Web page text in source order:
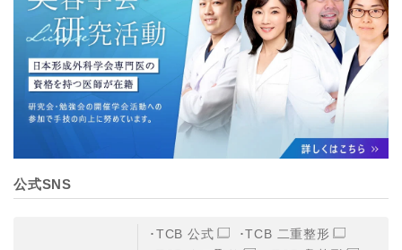
TCBグループは、取り扱う個人情報を、厳正な管理の下
に蓄積・保管し、当該個人情報への不正アクセス・紛
失・破壊・改ざんおよび漏洩等を防止するため、必要か
つ適切な組織的・人的・物理的・技術的防御措置を講じ
ます。
【個人情報の共同利用について】
TCBグループは、【利用目的】達成に必要な範囲で、取
得情報を共同して利用することがあります。
なお、共同利用にあたっては、一般社団法人メディカル
す。
一般社団法人メディカルアライアンス
公式SNS
TCB 公式
TCB 二重整形